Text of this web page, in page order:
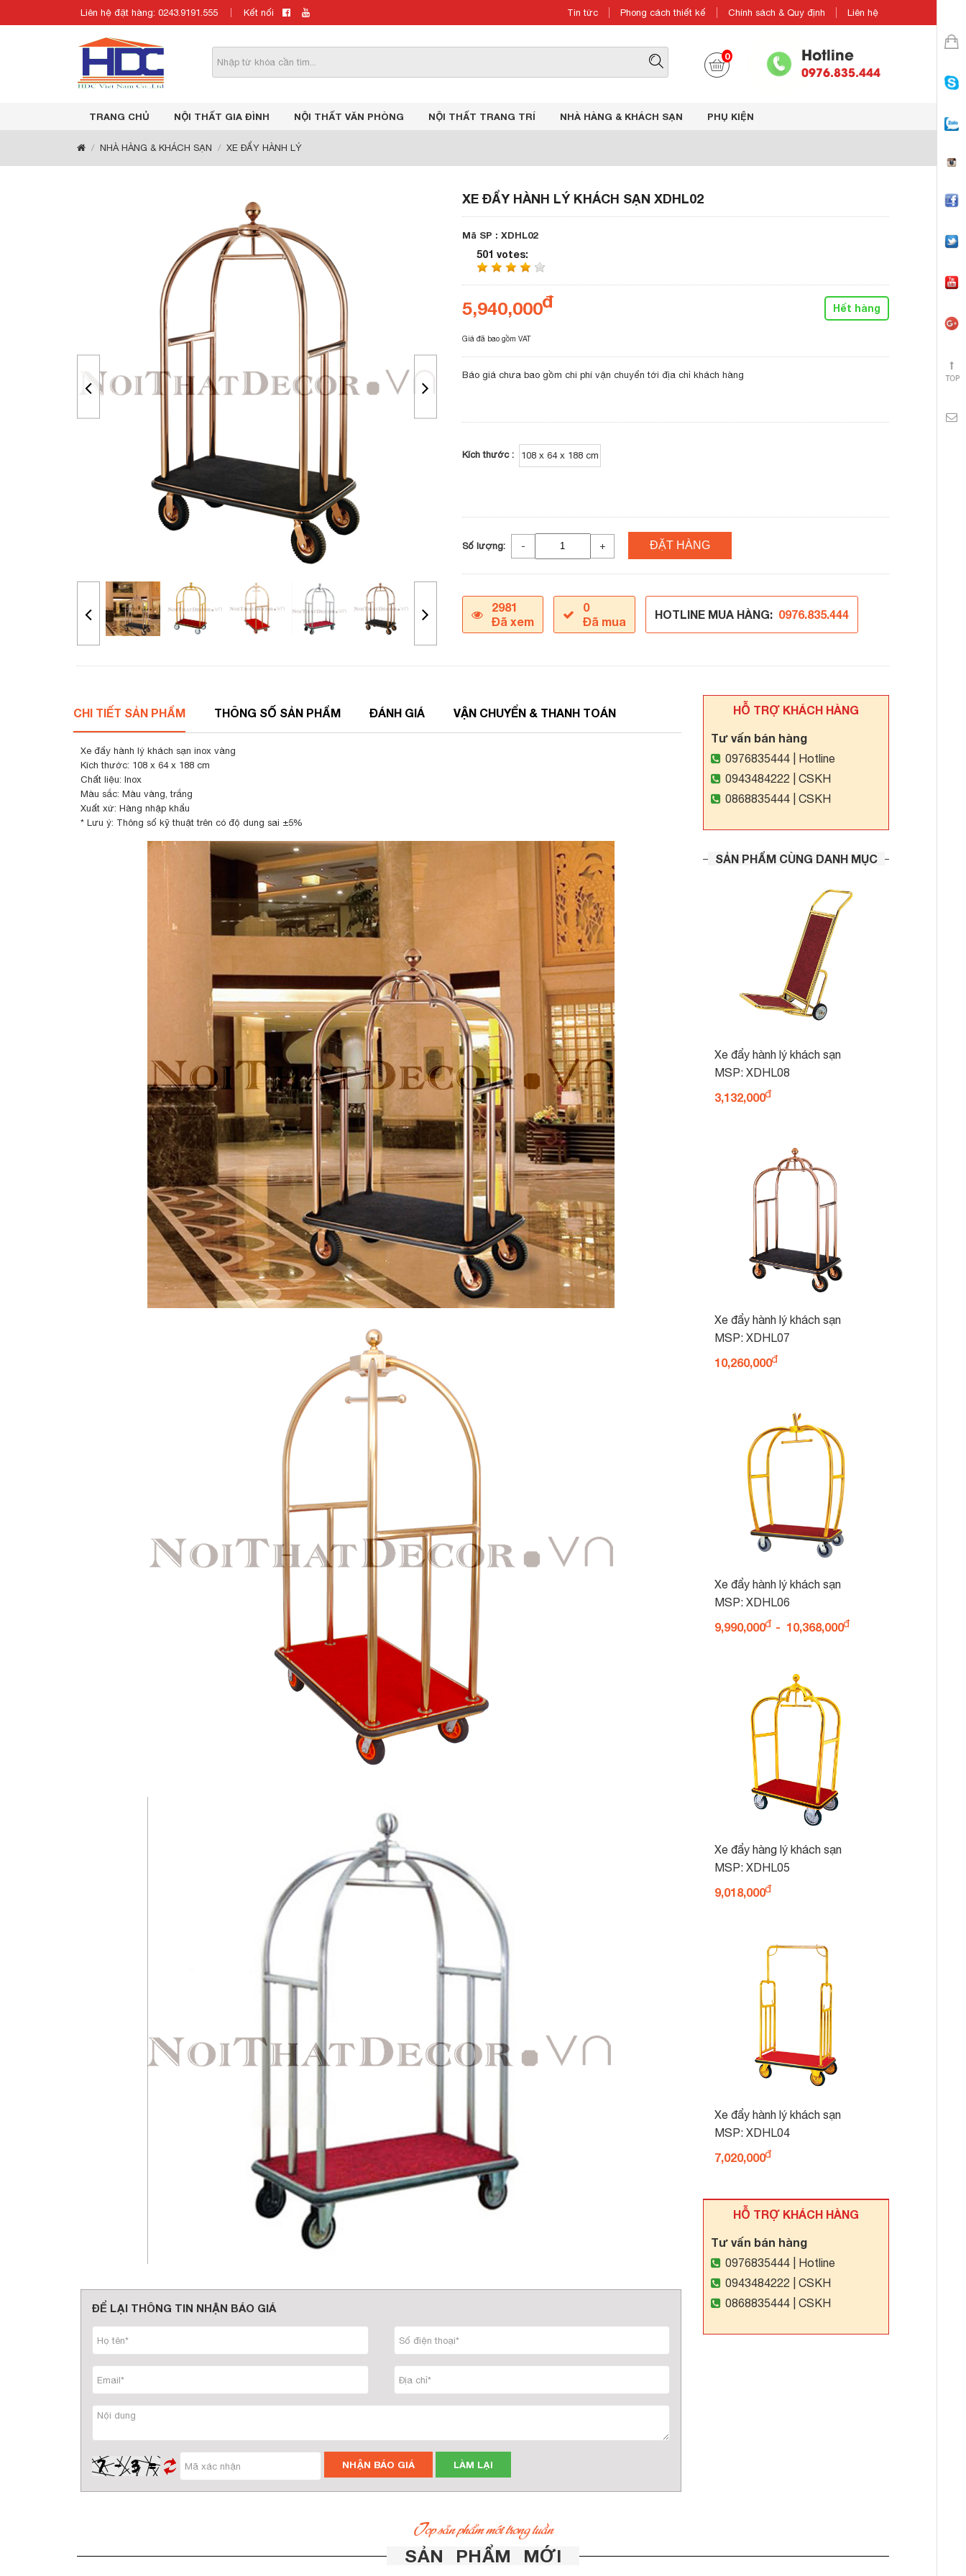
Liên hệ đặt hàng: 0243.9191.555 Kết nối Tin tức Phong cách thiết kế Chính sách & Quy định Liên hệ
0 Hotline
0976.835.444
TRANG CHỦ NỘI THẤT GIA ĐÌNH NỘI THẤT VĂN PHÒNG NỘI THẤT TRANG TRÍ NHÀ HÀNG & KHÁCH SẠN PHỤ KIỆN
NHÀ HÀNG & KHÁCH SẠN XE ĐẨY HÀNH LÝ
XE ĐẨY HÀNH LÝ KHÁCH SẠN XDHL02
Mã SP : XDHL02
501 votes:
5,940,000 Hết hàng
Giá đã bao gồm VAT
Báo giá chưa bao gồm chi phí vận chuyển tới địa chỉ khách hàng
Kích thước : 108 x 64 x 188 cm
Số lượng: - + ĐẶT HÀNG
2981
Đã xem
0
Đã mua
HOTLINE MUA HÀNG:0976.835.444
CHI TIẾT SẢN PHẨM THÔNG SỐ SẢN PHẨM ĐÁNH GIÁ VẬN CHUYỂN & THANH TOÁN
Xe đẩy hành lý khách sạn inox vàng
Kích thước: 108 x 64 x 188 cm
Chất liệu: Inox
Màu sắc: Màu vàng, trắng
Xuất xứ: Hàng nhập khẩu
* Lưu ý: Thông số kỹ thuật trên có độ dung sai ±5%
ĐỂ LẠI THÔNG TIN NHẬN BÁO GIÁ
NHẬN BÁO GIÁ LÀM LẠI
HỖ TRỢ KHÁCH HÀNG
Tư vấn bán hàng
0976835444 | Hotline
0943484222 | CSKH
0868835444 | CSKH
SẢN PHẨM CÙNG DANH MỤC
Xe đẩy hành lý khách sạn
XDHL08
MSP: XDHL08
3,132,000
Xe đẩy hành lý khách sạn
XDHL07
MSP: XDHL07
10,260,000
Xe đẩy hành lý khách sạn
XDHL06
MSP: XDHL06
9,990,000 - 10,368,000
Xe đẩy hàng lý khách sạn
XDHL05
MSP: XDHL05
9,018,000
Xe đẩy hành lý khách sạn
XDHL04
MSP: XDHL04
7,020,000
HỖ TRỢ KHÁCH HÀNG
Tư vấn bán hàng
0976835444 | Hotline
0943484222 | CSKH
0868835444 | CSKH
Top sản phẩm mới trong tuần
SẢN PHẨM MỚI